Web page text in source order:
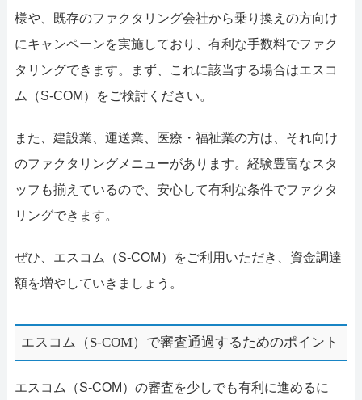
様や、既存のファクタリング会社から乗り換えの方向け
にキャンペーンを実施しており、有利な手数料でファク
タリングできます。まず、これに該当する場合はエスコ
ム（S-COM）をご検討ください。
また、建設業、運送業、医療・福祉業の方は、それ向け
のファクタリングメニューがあります。経験豊富なスタ
ッフも揃えているので、安心して有利な条件でファクタ
リングできます。
ぜひ、エスコム（S-COM）をご利用いただき、資金調達
額を増やしていきましょう。
エスコム（S-COM）で審査通過するためのポイント
エスコム（S-COM）の審査を少しでも有利に進めるに